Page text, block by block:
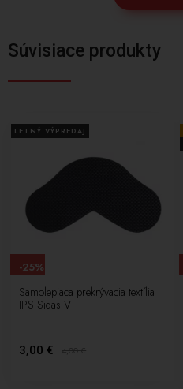
Súvisiace produkty
LETNÝ VÝPREDAJ
Samolepiaca prekrývacia textília
IPS Sidas V
3,00 € 4,00€
-25%